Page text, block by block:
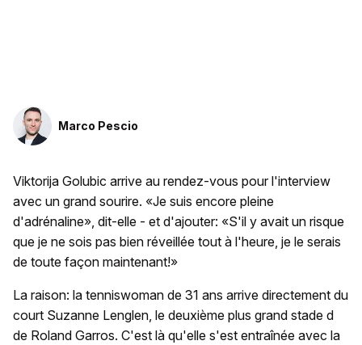
Marco Pescio
Viktorija Golubic arrive au rendez-vous pour l'interview
avec un grand sourire. «Je suis encore pleine
d'adrénaline», dit-elle - et d'ajouter: «S'il y avait un risque
que je ne sois pas bien réveillée tout à l'heure, je le serais
de toute façon maintenant!»
La raison: la tenniswoman de 31 ans arrive directement du
court Suzanne Lenglen, le deuxième plus grand stade d
de Roland Garros. C'est là qu'elle s'est entraînée avec la